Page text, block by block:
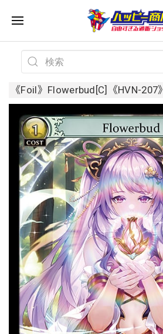
《Foil》Flowerbud[C]《HVN-207》